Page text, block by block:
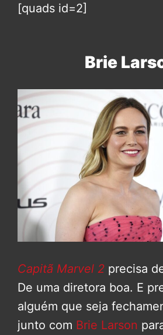
[quads id=2]
Brie
Capitã Marvel 2 precisa
De uma diretora boa. E
alguém que seja
junto com Brie Larson